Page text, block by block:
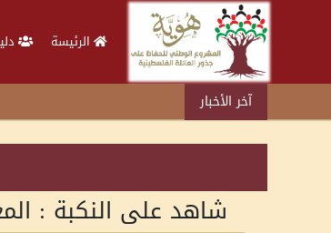
الرئيسة
آخر الأخبار
شاهد على النكبة :